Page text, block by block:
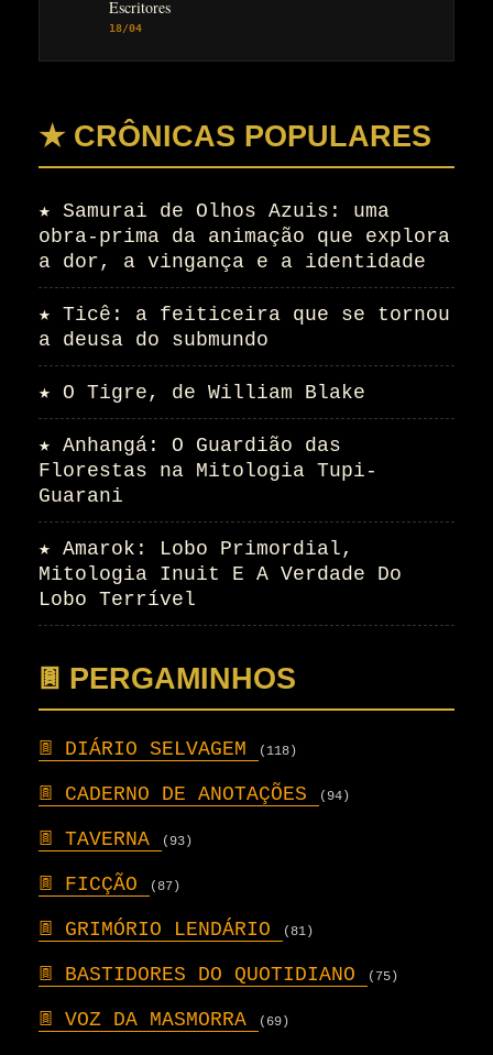
Escritores
18/04
★ CRÔNICAS POPULARES
★ Samurai de Olhos Azuis: uma
obra-prima da animação que explora
a dor, a vingança e a identidade
★ Ticê: a feiticeira que se tornou
a deusa do submundo
★ O Tigre, de William Blake
★ Anhangá: O Guardião das
Florestas na Mitologia Tupi-
Guarani
★ Amarok: Lobo Primordial,
Mitologia Inuit E A Verdade Do
Lobo Terrível
𖣍 PERGAMINHOS
𖣍 DIÁRIO SELVAGEM (118)
𖣍 CADERNO DE ANOTAÇÕES (94)
𖣍 TAVERNA (93)
𖣍 FICÇÃO (87)
𖣍 GRIMÓRIO LENDÁRIO (81)
𖣍 BASTIDORES DO QUOTIDIANO (75)
𖣍 VOZ DA MASMORRA (69)